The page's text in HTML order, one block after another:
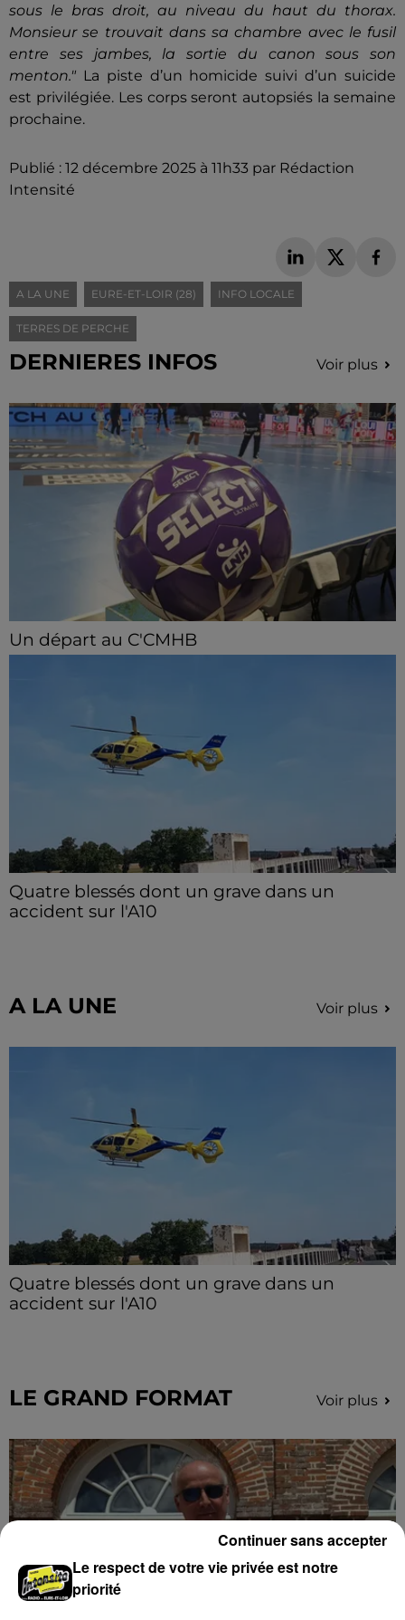
sous le bras droit, au niveau du haut du thorax.
Monsieur se trouvait dans sa chambre avec le fusil
entre ses jambes, la sortie du canon sous son
menton." La piste d’un homicide suivi d’un suicide
est privilégiée. Les corps seront autopsiés la semaine
prochaine.
Publié : 12 décembre 2025 à 11h33 par Rédaction
Intensité
A LA UNE EURE-ET-LOIR (28) INFO LOCALE
TERRES DE PERCHE
DERNIERES INFOS Voir plus
Un départ au C'CMHB
Le club chartrain a officialisé, vendredi 7 août, le
Quatre blessés dont un grave dans un
accident sur l'A10
A LA UNE Voir plus
Quatre blessés dont un grave dans un
accident sur l'A10
LE GRAND FORMAT Voir plus
Le respect de votre vie privée est notre
priorité
Continuer sans accepter